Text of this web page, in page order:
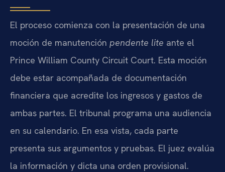
El proceso comienza con la presentación de una
moción de manutención pendente lite ante el
Prince William County Circuit Court. Esta moción
debe estar acompañada de documentación
financiera que acredite los ingresos y gastos de
ambas partes. El tribunal programa una audiencia
en su calendario. En esa vista, cada parte
presenta sus argumentos y pruebas. El juez evalúa
la información y dicta una orden provisional.